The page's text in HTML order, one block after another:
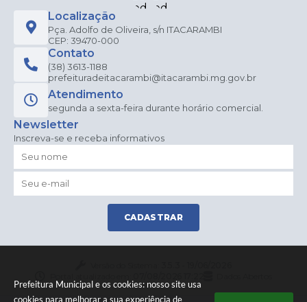
Prefeitura Municipal e os cookies: nosso site usa
cookies para melhorar a sua experiência de
Localização
Pça. Adolfo de Oliveira, s/n ITACARAMBI
CEP: 39470-000
Contato
(38) 3613-1188
prefeituradeitacarambi@itacarambi.mg.gov.br
Atendimento
segunda a sexta-feira durante horário comercial.
Newsletter
Inscreva-se e receba informativos
CADASTRAR